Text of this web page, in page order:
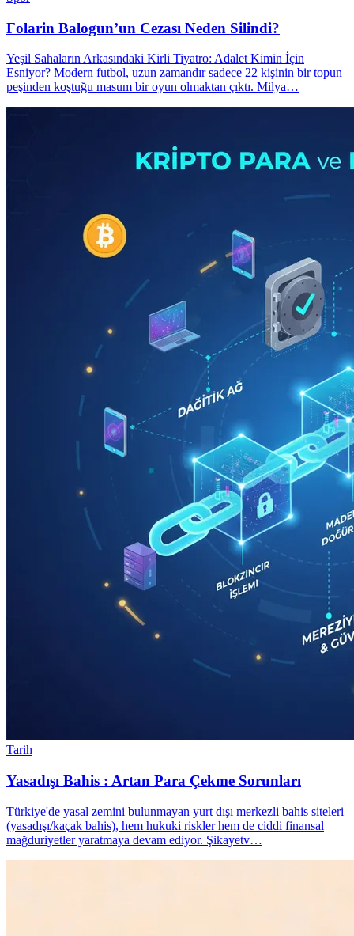
Folarin Balogun’un Cezası Neden Silindi?
Yeşil Sahaların Arkasındaki Kirli Tiyatro: Adalet Kimin İçin
Esniyor? Modern futbol, uzun zamandır sadece 22 kişinin bir topun
peşinden koştuğu masum bir oyun olmaktan çıktı. Milya…
Tarih
Yasadışı Bahis : Artan Para Çekme Sorunları
Türkiye'de yasal zemini bulunmayan yurt dışı merkezli bahis siteleri
(yasadışı/kaçak bahis), hem hukuki riskler hem de ciddi finansal
mağduriyetler yaratmaya devam ediyor. Şikayetv…